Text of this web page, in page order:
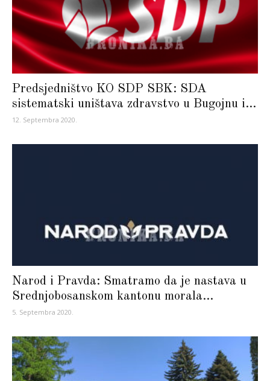
Predsjedništvo KO SDP SBK: SDA
sistematski uništava zdravstvo u Bugojnu i...
12. Septembra 2020.
Narod i Pravda: Smatramo da je nastava u
Srednjobosanskom kantonu morala...
5. Septembra 2020.